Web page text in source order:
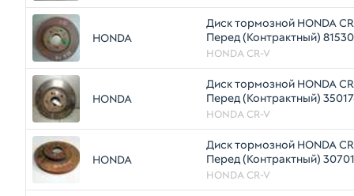
HONDA
Диск тормозной HONDA
Перед (Контрактный)
HONDA CR-V
HONDA
Диск тормозной HONDA
Перед (Контрактный)
HONDA CR-V
HONDA
Диск тормозной HONDA
Перед (Контрактный)
HONDA CR-V